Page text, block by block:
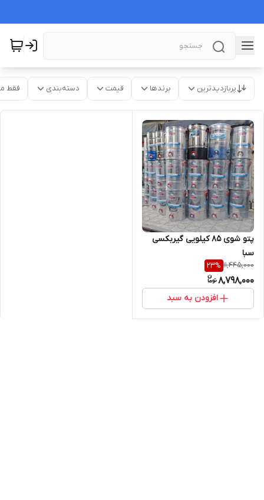
پربازدیدترین برندها قیمت دسته‌بندی فقط
پتو شوی ۸۵ کیلویی گیربکسی
سبا
11,445,000
23%
8,798,000
افزودن به سبد